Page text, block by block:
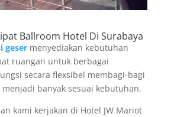
Ballroom Hotel Di Surabaya
geser menyediakan kebutuhan
ruangan untuk berbagai
secara flexsibel membagi-bagi
banyak sesuai kebutuhan.
kami kerjakan di Hotel JW Mariot